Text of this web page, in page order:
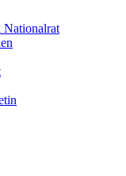
Nationalrat